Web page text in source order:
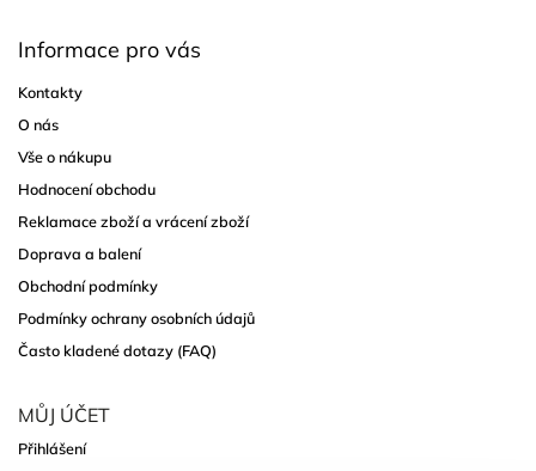
Informace pro vás
Kontakty
O nás
Vše o nákupu
Hodnocení obchodu
Reklamace zboží a vrácení zboží
Doprava a balení
Obchodní podmínky
Podmínky ochrany osobních údajů
Často kladené dotazy (FAQ)
MŮJ ÚČET
Přihlášení